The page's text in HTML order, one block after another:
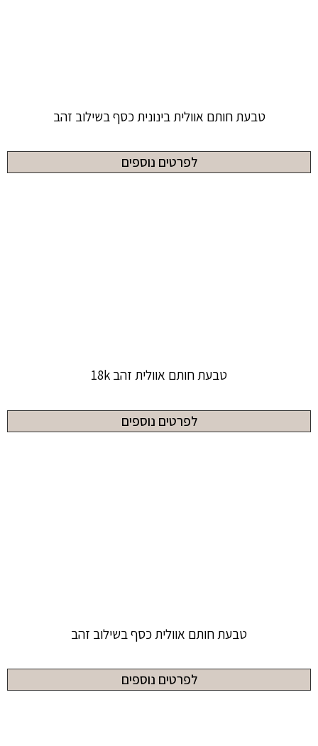
טבעת חותם אוולית בינונית כסף בשילוב זהב
לפרטים נוספים
טבעת חותם אוולית זהב 18k
לפרטים נוספים
טבעת חותם אוולית כסף בשילוב זהב
לפרטים נוספים